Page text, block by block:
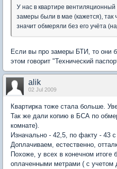
У нас в квартире
замеры были в мае (кажется), так
значит обмеряли без его учёта
Если вы про замеры БТИ, то они
этом говорит "Технический
alik
02 Jul 2009
Квартирка тоже стала больше.
Так же дали копию в БСА по
комнате).
Изначально - 42,5, по факту - 43
Доплачиваем, естественно,
Похоже, у всех в конечном итоге
оплаченными метрами ( с